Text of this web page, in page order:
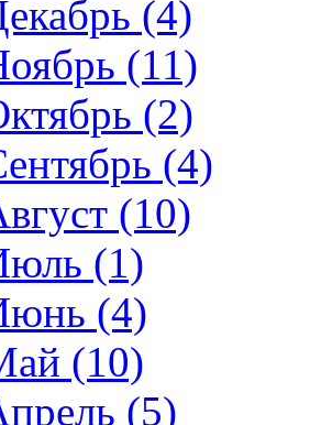
(4)
(11)
(2)
(4)
(10)
(1)
(4)
(10)
(5)